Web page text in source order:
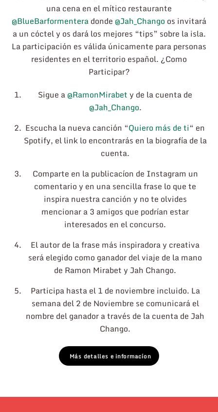
una cena en el mítico restaurante
@BlueBarformenteradonde @Jah_Chango os invitará
a un cóctel y os dará los mejores “tips” sobre la isla.
La participación es válida únicamente para personas
residentes en el territorio español. ¿Como
Participar?
Sigue a@RamonMirabet y de la cuenta de
@Jah_Chango.
Escucha la nueva canción “Quiero más de ti“ en
Spotify, el link lo encontrarás en la biografía de la
cuenta.
Comparte en la publicacíon de Instagram un
comentario y en una sencilla frase lo que te
inspira nuestra canción y no te olvides
mencionar a 3 amigos que podrían estar
interesados en el concurso.
El autor de la frase más inspiradora y creativa
será elegido como ganador del viaje de la mano
de Ramon Mirabet y Jah Chango.
Participa hasta el 1 de noviembre incluido. La
semana del 2 de Noviembre se comunicará el
nombre del ganador a través de la cuenta de Jah
Chango.
Más detalles e informacíon